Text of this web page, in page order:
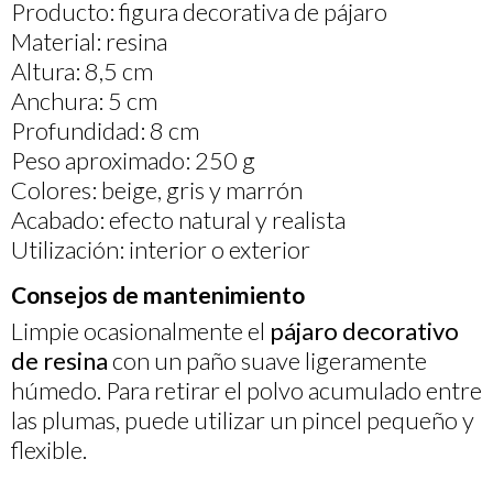
Producto: figura decorativa de pájaro
Material: resina
Altura: 8,5 cm
Anchura: 5 cm
Profundidad: 8 cm
Peso aproximado: 250 g
Colores: beige, gris y marrón
Acabado: efecto natural y realista
Utilización: interior o exterior
Consejos de mantenimiento
Limpie ocasionalmente el pájaro decorativo
de resinacon un paño suave ligeramente
húmedo. Para retirar el polvo acumulado entre
las plumas, puede utilizar un pincel pequeño y
flexible.